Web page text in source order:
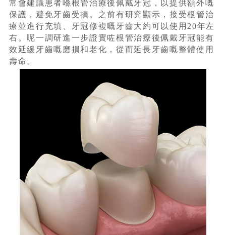
常會建議患者喺根管治療後佩戴牙冠，以提供額外嘅
保護，避免牙齒受損。之前有研究顯示，接受根管治
療並進行充填、牙冠修複嘅牙齒大約可以使用20年左
右。呢一調研進一步證實咗根管治療後佩戴牙冠能有
效延緩牙齒嘅磨損和老化，從而延長牙齒嘅整體使用
壽命。